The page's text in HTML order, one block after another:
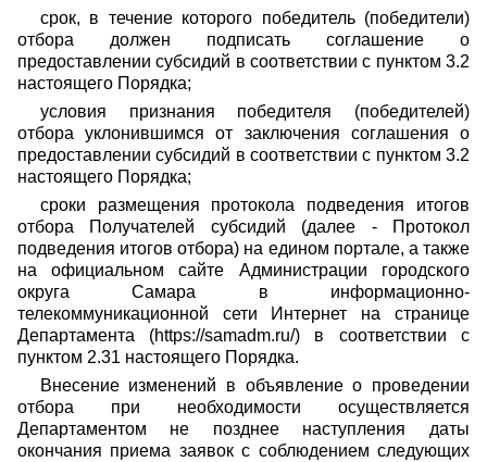
срок, в течение которого победитель (победители)
отбора должен подписать соглашение о
предоставлении субсидий в соответствии с пунктом 3.2
настоящего Порядка;
условия признания победителя (победителей)
отбора уклонившимся от заключения соглашения о
предоставлении субсидий в соответствии с пунктом 3.2
настоящего Порядка;
сроки размещения протокола подведения итогов
отбора Получателей субсидий (далее - Протокол
подведения итогов отбора) на едином портале, а также
на официальном сайте Администрации городского
округа Самара в информационно-
телекоммуникационной сети Интернет на странице
Департамента (https://samadm.ru/) в соответствии с
пунктом 2.31 настоящего Порядка.
Внесение изменений в объявление о проведении
отбора при необходимости осуществляется
Департаментом не позднее наступления даты
окончания приема заявок с соблюдением следующих